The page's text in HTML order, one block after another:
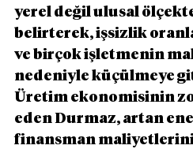
yerel değil ulusal
belirterek, işsizlik
ve birçok işletmenin
nedeniyle küçülmeye
Üretim ekonomisinin
eden Durmaz, artan
finansman